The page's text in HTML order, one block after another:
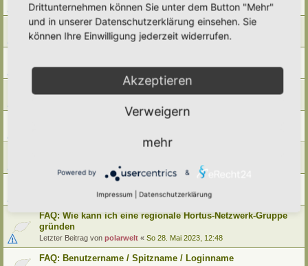
Letzter Beitrag vonPolarwelt«Mo 5. Jun 2023, 10:38
FAQ: Karte nach Regionen / Anzeige filtern
Letzter Beitrag vonpolarwelt «Do 1. Jun 2023, 11:05
Letzter Beitrag vonpolarwelt«Do 1. Jun 2023, 10:16
FAQ: Wie kann ich meinen alten Hortus umziehen
FAQ: Wie kann ich meine alte Lebensinsel umziehen
Mo 29. Mai 2023, 10:33
FAQ: Profil ändern / Hortus-Namen hinterlegen
Letzter Beitrag vonpolarwelt «Mo 29. Mai 2023, 08:03
FAQ: Wie kann ich eine regionale Hortus-Netzwerk-Gruppe
gründen
Letzter Beitrag von polarwelt « So 28. Mai 2023, 12:48
FAQ: Benutzername / Spitzname / Loginname
Drittunternehmen können Sie unter dem Button "Mehr"
und in unserer Datenschutzerklärung einsehen. Sie
können Ihre Einwilligung jederzeit widerrufen.
Akzeptieren
Verweigern
mehr
Powered by &
Impressum Datenschutzerklärung